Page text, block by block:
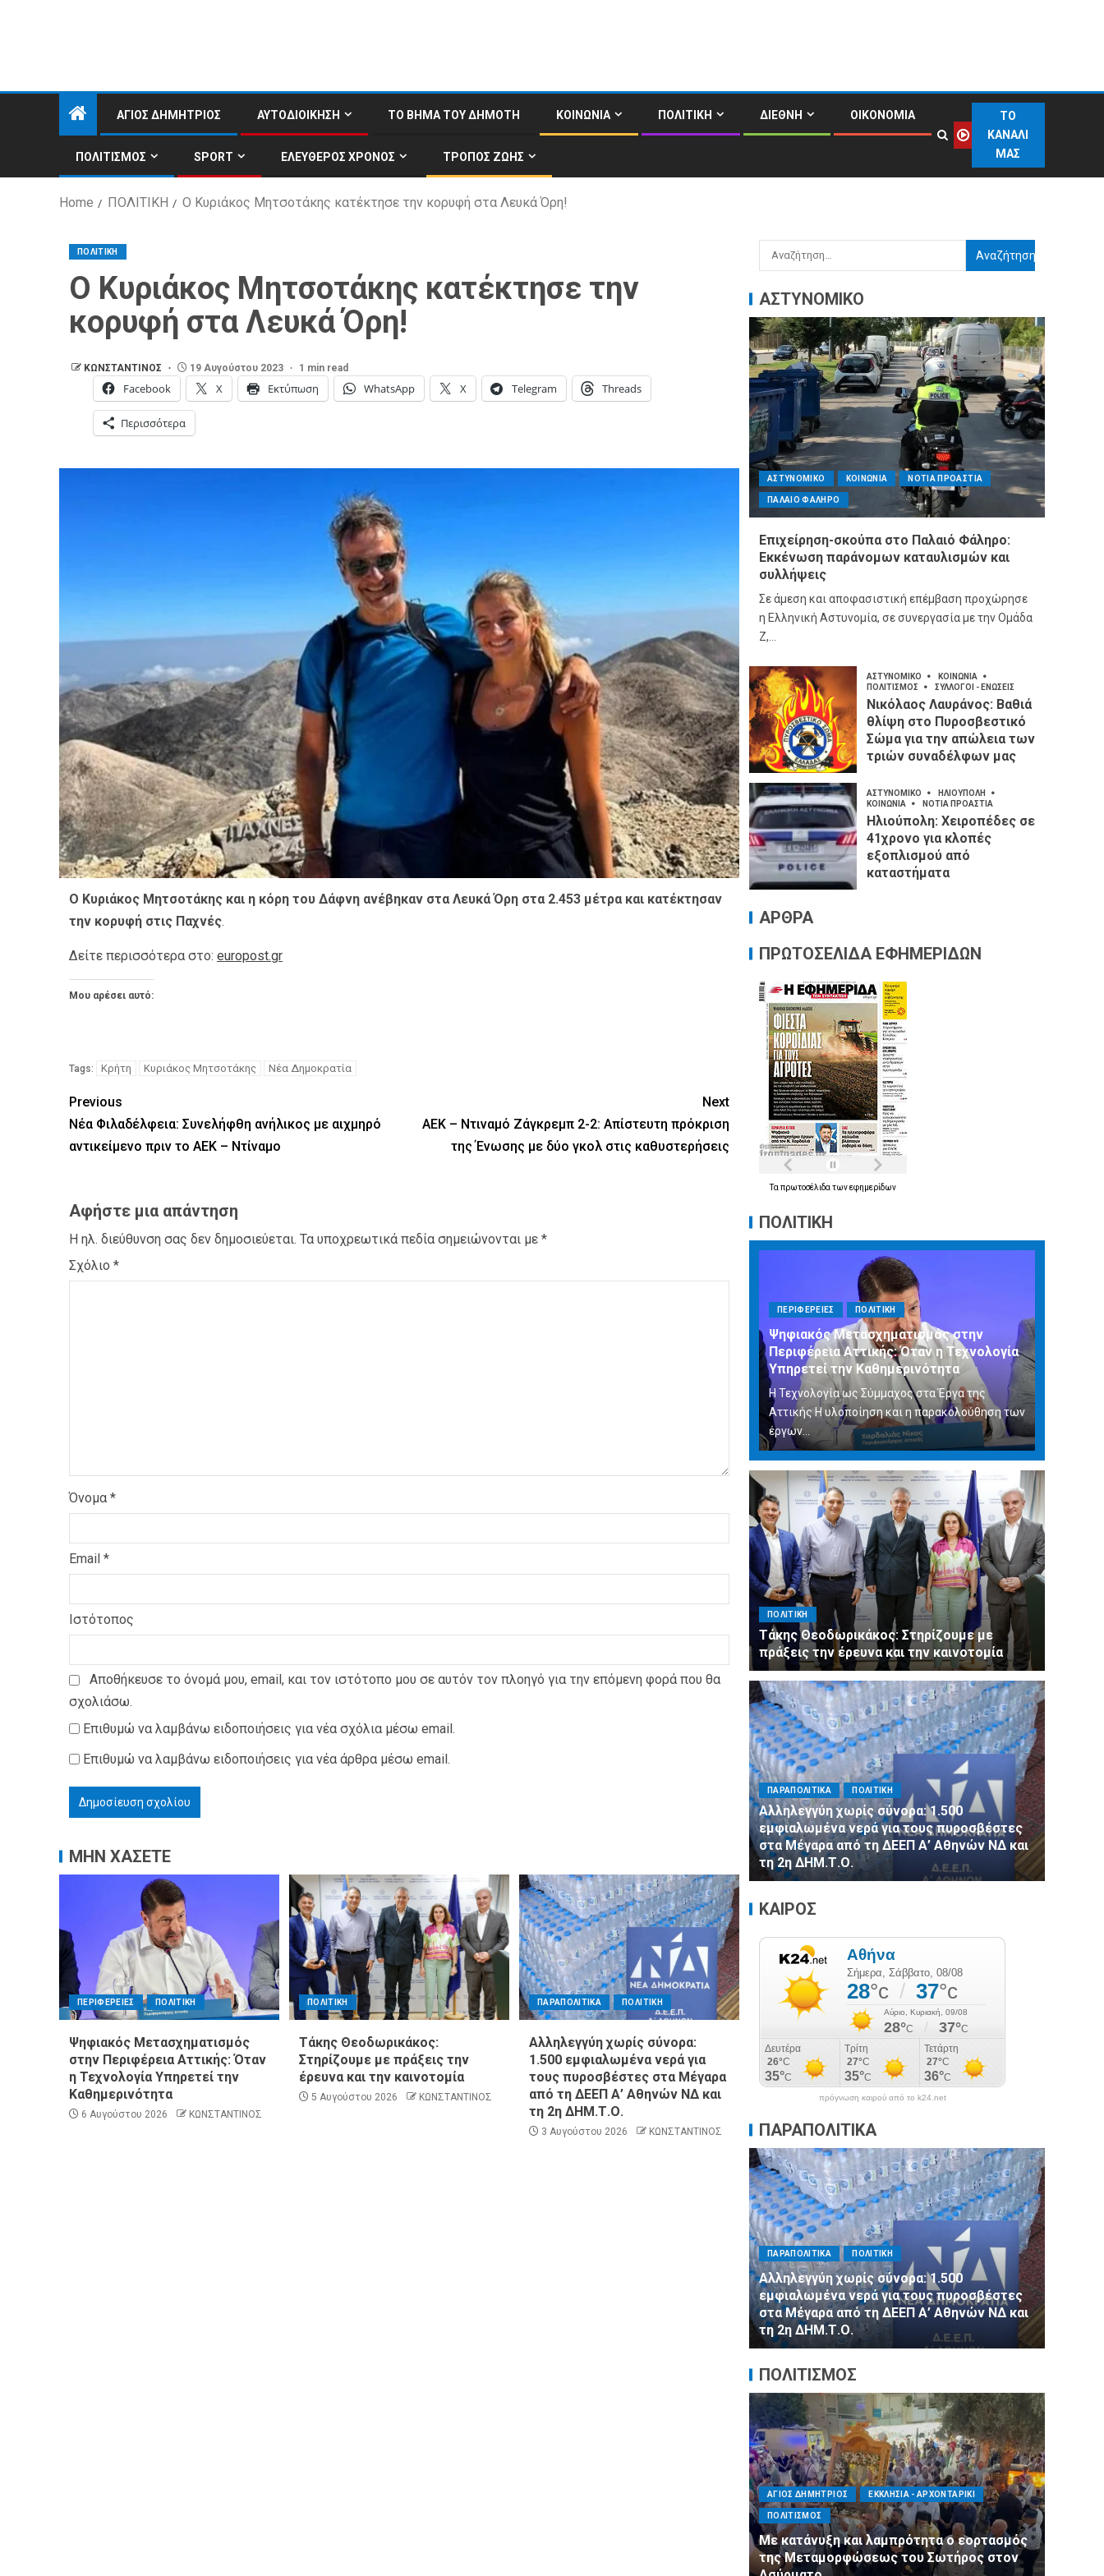
ΑΓΙΟΣ ΔΗΜΗΤΡΙΟΣ ΑΥΤΟΔΙΟΙΚΗΣΗ ΤΟ ΒΗΜΑ ΤΟΥ ΔΗΜΟΤΗ ΚΟΙΝΩΝΙΑ ΠΟΛΙΤΙΚΗ ΔΙΕΘΝΗ ΟΙΚΟΝΟΜΙΑ
ΠΟΛΙΤΙΣΜΟΣ SPORT ΕΛΕΥΘΕΡΟΣ ΧΡΟΝΟΣ ΤΡΟΠΟΣ ΖΩΗΣ
ΤΟ
ΚΑΝΑΛΙ
ΜΑΣ
Home ΠΟΛΙΤΙΚΗ Ο Κυριάκος Μητσοτάκης κατέκτησε την κορυφή στα Λευκά Όρη!
ΠΟΛΙΤΙΚΗ
Ο Κυριάκος Μητσοτάκης κατέκτησε την
κορυφή στα Λευκά Όρη!
ΚΩΝΣΤΑΝΤΙΝΟΣ 19 Αυγούστου 2023 1 min read
Facebook X Εκτύπωση WhatsApp X Telegram Threads
Περισσότερα
Ο Κυριάκος Μητσοτάκης και η κόρη του Δάφνη ανέβηκαν στα Λευκά Όρη στα 2.453 μέτρα και κατέκτησαν
την κορυφή στις Παχνές.
Δείτε περισσότερα στο: europost.gr
Μου αρέσει αυτό:
Tags: Κρήτη Κυριάκος Μητσοτάκης Νέα Δημοκρατία
Previous
Νέα Φιλαδέλφεια: Συνελήφθη ανήλικος με αιχμηρό
αντικείμενο πριν το ΑΕΚ – Ντίναμο
Next
ΑΕΚ – Ντιναμό Ζάγκρεμπ 2-2: Απίστευτη πρόκριση
της Ένωσης με δύο γκολ στις καθυστερήσεις
Αφήστε μια απάντηση
Η ηλ. διεύθυνση σας δεν δημοσιεύεται. Τα υποχρεωτικά πεδία σημειώνονται με *
Σχόλιο *
Όνομα *
Email *
Ιστότοπος
Αποθήκευσε το όνομά μου, email, και τον ιστότοπο μου σε αυτόν τον πλοηγό για την επόμενη φορά που θα
σχολιάσω.
Επιθυμώ να λαμβάνω ειδοποιήσεις για νέα σχόλια μέσω email.
Επιθυμώ να λαμβάνω ειδοποιήσεις για νέα άρθρα μέσω email.
ΜΗΝ ΧΑΣΕΤΕ
ΠΕΡΙΦΕΡΕΙΕΣ ΠΟΛΙΤΙΚΗ
Ψηφιακός Μετασχηματισμός
στην Περιφέρεια Αττικής: Όταν
η Τεχνολογία Υπηρετεί την
Καθημερινότητα
6 Αυγούστου 2026 ΚΩΝΣΤΑΝΤΙΝΟΣ
ΠΟΛΙΤΙΚΗ
Τάκης Θεοδωρικάκος:
Στηρίζουμε με πράξεις την
έρευνα και την καινοτομία
5 Αυγούστου 2026 ΚΩΝΣΤΑΝΤΙΝΟΣ
ΠΑΡΑΠΟΛΙΤΙΚΑ ΠΟΛΙΤΙΚΗ
Αλληλεγγύη χωρίς σύνορα:
1.500 εμφιαλωμένα νερά για
τους πυροσβέστες στα Μέγαρα
από τη ΔΕΕΠ Α’ Αθηνών ΝΔ και
τη 2η ΔΗΜ.Τ.Ο.
3 Αυγούστου 2026 ΚΩΝΣΤΑΝΤΙΝΟΣ
ΑΣΤΥΝΟΜΙΚΟ
ΑΣΤΥΝΟΜΙΚΟ ΚΟΙΝΩΝΙΑ ΝΟΤΙΑ ΠΡΟΑΣΤΙΑ
ΠΑΛΑΙΟ ΦΑΛΗΡΟ
Επιχείρηση-σκούπα στο Παλαιό Φάληρο:
Εκκένωση παράνομων καταυλισμών και
συλλήψεις
Σε άμεση και αποφασιστική επέμβαση προχώρησε
η Ελληνική Αστυνομία, σε συνεργασία με την Ομάδα
Ζ,...
ΑΣΤΥΝΟΜΙΚΟ
ΚΟΙΝΩΝΙΑ
ΠΟΛΙΤΙΣΜΟΣ
ΣΥΛΛΟΓΟΙ - ΕΝΩΣΕΙΣ
Νικόλαος Λαυράνος: Βαθιά
θλίψη στο Πυροσβεστικό
Σώμα για την απώλεια των
τριών συναδέλφων μας
ΑΣΤΥΝΟΜΙΚΟ
ΗΛΙΟΥΠΟΛΗ
ΚΟΙΝΩΝΙΑ
ΝΟΤΙΑ ΠΡΟΑΣΤΙΑ
Ηλιούπολη: Χειροπέδες σε
41χρονο για κλοπές
εξοπλισμού από
καταστήματα
ΑΡΘΡΑ
ΠΡΩΤΟΣΕΛΙΔΑ ΕΦΗΜΕΡΙΔΩΝ
Τα πρωτοσέλιδα τωνεφημερίδων
ΠΟΛΙΤΙΚΗ
ΠΕΡΙΦΕΡΕΙΕΣ ΠΟΛΙΤΙΚΗ
Ψηφιακός Μετασχηματισμός στην
Περιφέρεια Αττικής: Όταν η Τεχνολογία
Υπηρετεί την Καθημερινότητα
Η Τεχνολογία ως Σύμμαχος στα Έργα της
Αττικής Η υλοποίηση και η παρακολούθηση των
έργων...
ΠΟΛΙΤΙΚΗ
Τάκης Θεοδωρικάκος: Στηρίζουμε με
πράξεις την έρευνα και την καινοτομία
ΠΑΡΑΠΟΛΙΤΙΚΑ ΠΟΛΙΤΙΚΗ
Αλληλεγγύη χωρίς σύνορα: 1.500
εμφιαλωμένα νερά για τους πυροσβέστες
στα Μέγαρα από τη ΔΕΕΠ Α’ Αθηνών ΝΔ και
τη 2η ΔΗΜ.Τ.Ο.
ΚΑΙΡΟΣ
πρόγνωση καιρού από το k24.net
ΠΑΡΑΠΟΛΙΤΙΚΑ
ΠΑΡΑΠΟΛΙΤΙΚΑ ΠΟΛΙΤΙΚΗ
Αλληλεγγύη χωρίς σύνορα: 1.500
εμφιαλωμένα νερά για τους πυροσβέστες
στα Μέγαρα από τη ΔΕΕΠ Α’ Αθηνών ΝΔ και
τη 2η ΔΗΜ.Τ.Ο.
ΠΟΛΙΤΙΣΜΟΣ
ΑΓΙΟΣ ΔΗΜΗΤΡΙΟΣ ΕΚΚΛΗΣΙΑ - ΑΡΧΟΝΤΑΡΙΚΙ
ΠΟΛΙΤΙΣΜΟΣ
Με κατάνυξη και λαμπρότητα ο εορτασμός
της Μεταμορφώσεως του Σωτήρος στον